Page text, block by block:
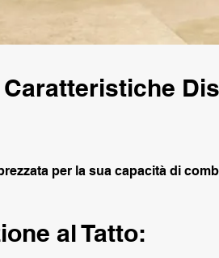
per la sua capacità di
al Tatto: